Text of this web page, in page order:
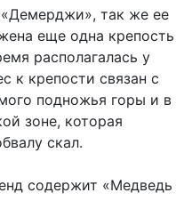
так же ее
еще одна крепость
располагалась у
к крепости связан с
подножья горы и в
зоне, которая
скал.
содержит «Медведь